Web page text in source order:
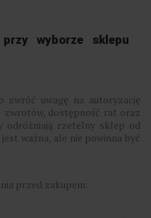
wyborze sklepu
uwagę na autoryzację
zwrotów, dostępność rat oraz
odróżniają rzetelny sklep od
ważna, ale nie powinna być
przed zakupem: